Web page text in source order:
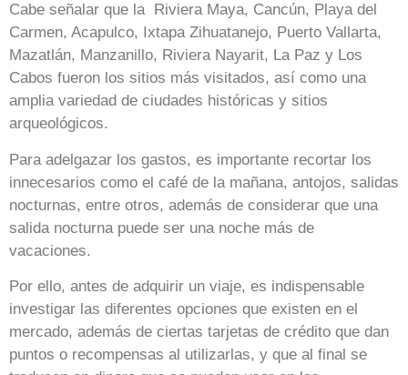
Cabe señalar que la Riviera Maya, Cancún, Playa del
Carmen, Acapulco, Ixtapa Zihuatanejo, Puerto Vallarta,
Mazatlán, Manzanillo, Riviera Nayarit, La Paz y Los
Cabos fueron los sitios más visitados, así como una
amplia variedad de ciudades históricas y sitios
arqueológicos.
Para adelgazar los gastos, es importante recortar los
innecesarios como el café de la mañana, antojos, salidas
nocturnas, entre otros, además de considerar que una
salida nocturna puede ser una noche más de
vacaciones.
Por ello, antes de adquirir un viaje, es indispensable
investigar las diferentes opciones que existen en el
mercado, además de ciertas tarjetas de crédito que dan
puntos o recompensas al utilizarlas, y que al final se